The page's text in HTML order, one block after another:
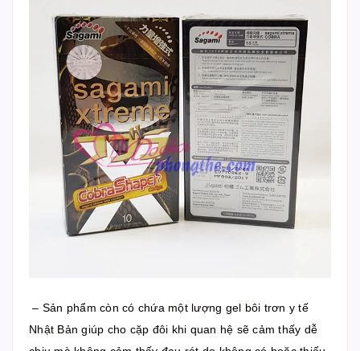
– Sản phẩm còn có chứa một lượng gel bôi trơn y tế
Nhật Bản giúp cho cặp đôi khi quan hệ sẽ cảm thấy dễ